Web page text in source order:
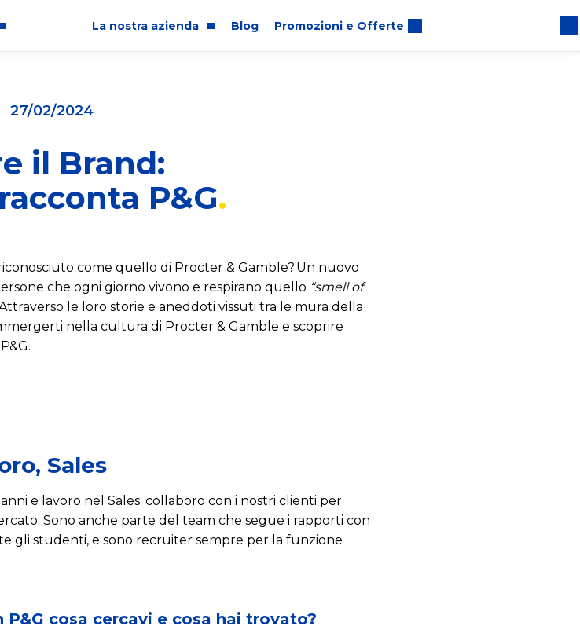
La nostra azienda
Sedi in Italia
Lavora con noi
Blog Promozioni e Offerte
27/02/2024
il Brand:
P&G
come quello di Procter & Gamble? Un nuovo
che ogni giorno vivono e respirano quello “smell of
le loro storie e aneddoti vissuti tra le mura della
nella cultura di Procter & Gamble e scoprire
Sales
anni e lavoro nel Sales; collaboro con i nostri clienti per
Sono anche parte del team che segue i rapporti con
gli studenti, e sono recruiter sempre per la funzione
cosa cercavi e cosa hai trovato?